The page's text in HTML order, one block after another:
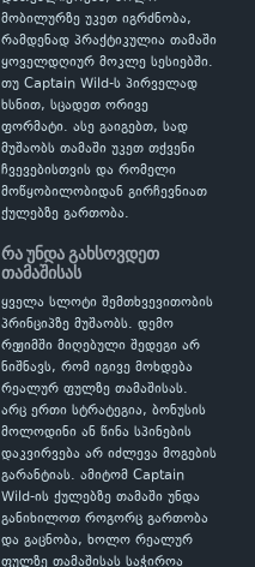
მობილურზე უკეთ იგრძნობა,
რამდენად პრაქტიკულია თამაში
ყოველდღიურ მოკლე სესიებში.
თუ Captain Wild-ს პირველად
ხსნით, სცადეთ ორივე
ფორმატი. ასე გაიგებთ, სად
მუშაობს თამაში უკეთ თქვენი
ჩვევებისთვის და რომელი
მოწყობილობიდან გირჩევნიათ
ქულებზე გართობა.
რა უნდა გახსოვდეთ
თამაშისას
ყველა სლოტი შემთხვევითობის
პრინციპზე მუშაობს. დემო
რეჟიმში მიღებული შედეგი არ
ნიშნავს, რომ იგივე მოხდება
რეალურ ფულზე თამაშისას.
არც ერთი სტრატეგია, ბონუსის
მოლოდინი ან წინა სპინების
დაკვირვება არ იძლევა მოგების
გარანტიას. ამიტომ Captain
Wild-ის ქულებზე თამაში უნდა
განიხილოთ როგორც გართობა
და გაცნობა, ხოლო რეალურ
ფულზე თამაშისას საჭიროა